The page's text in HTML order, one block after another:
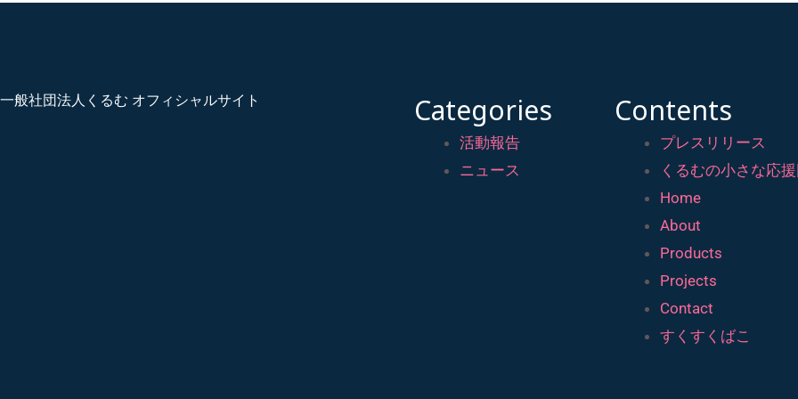
一般社団法人くるむ オフィシャルサイト Categories
活動報告
ニュース
Contents
プレスリリース
くるむの小さな応
Home
About
Products
Projects
Contact
すくすくばこ